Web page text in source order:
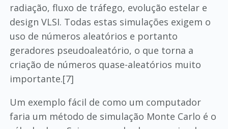
radiação, fluxo de tráfego, evolução estelar e
design VLSI. Todas estas simulações exigem o
uso de números aleatórios e portanto
geradores pseudoaleatório, o que torna a
criação de números quase-aleatórios muito
importante.[7]
Um exemplo fácil de como um computador
faria um método de simulação Monte Carlo é o